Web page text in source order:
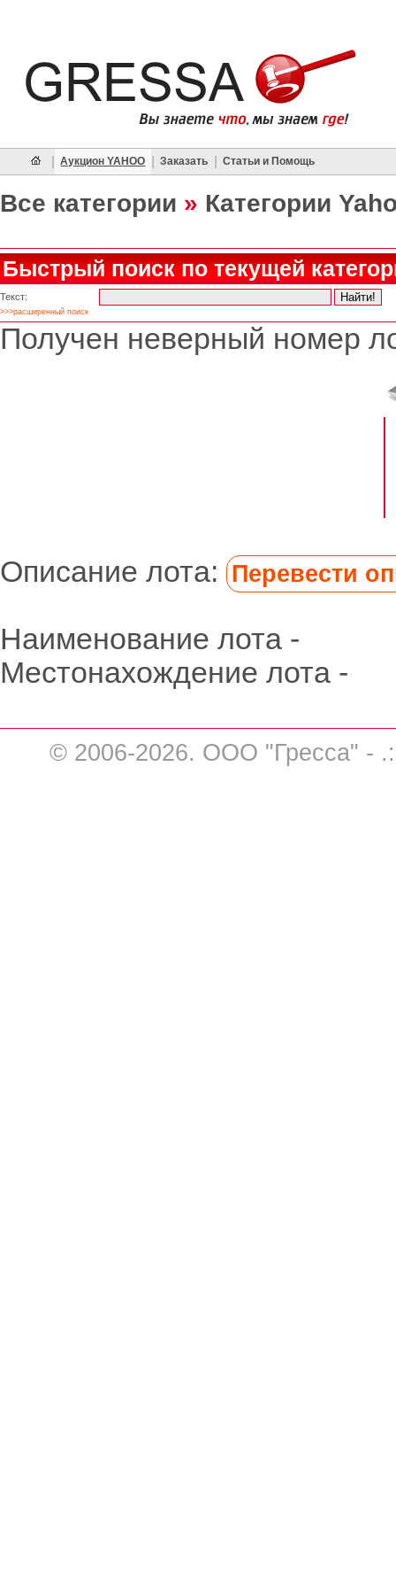
Аукцион YAHOO Заказать Статьи и Помощь
Все категории » Категории
Быстрый поиск по текущей
Текст:
>>>расширенный поиск
Получен неверный номер
Описание лота: Перевести
Наименование лота -
Местонахождение лота -
© 2006-2026. ООО "Гресса" -